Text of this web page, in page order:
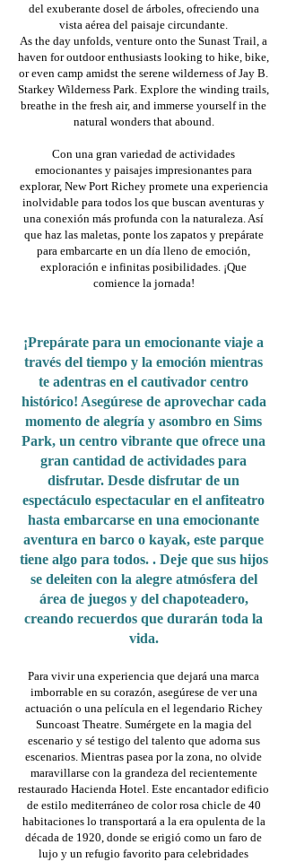
del exuberante dosel de árboles, ofreciendo una
vista aérea del paisaje circundante.
As the day unfolds, venture onto the Sunast Trail, a
haven for outdoor enthusiasts looking to hike, bike,
or even camp amidst the serene wilderness of Jay B.
Starkey Wilderness Park. Explore the winding trails,
breathe in the fresh air, and immerse yourself in the
natural wonders that abound.
Con una gran variedad de actividades
emocionantes y paisajes impresionantes para
explorar, New Port Richey promete una experiencia
inolvidable para todos los que buscan aventuras y
una conexión más profunda con la naturaleza. Así
que haz las maletas, ponte los zapatos y prepárate
para embarcarte en un día lleno de emoción,
exploración e infinitas posibilidades. ¡Que
comience la jornada!
¡Prepárate para un emocionante viaje a
través del tiempo y la emoción mientras
te adentras en el cautivador centro
histórico! Asegúrese de aprovechar cada
momento de alegría y asombro en Sims
Park, un centro vibrante que ofrece una
gran cantidad de actividades para
disfrutar. Desde disfrutar de un
espectáculo espectacular en el anfiteatro
hasta embarcarse en una emocionante
aventura en barco o kayak, este parque
tiene algo para todos. . Deje que sus hijos
se deleiten con la alegre atmósfera del
área de juegos y del chapoteadero,
creando recuerdos que durarán toda la
vida.
Para vivir una experiencia que dejará una marca
imborrable en su corazón, asegúrese de ver una
actuación o una película en el legendario Richey
Suncoast Theatre. Sumérgete en la magia del
escenario y sé testigo del talento que adorna sus
escenarios. Mientras pasea por la zona, no olvide
maravillarse con la grandeza del recientemente
restaurado Hacienda Hotel. Este encantador edificio
de estilo mediterráneo de color rosa chicle de 40
habitaciones lo transportará a la era opulenta de la
década de 1920, donde se erigió como un faro de
lujo y un refugio favorito para celebridades